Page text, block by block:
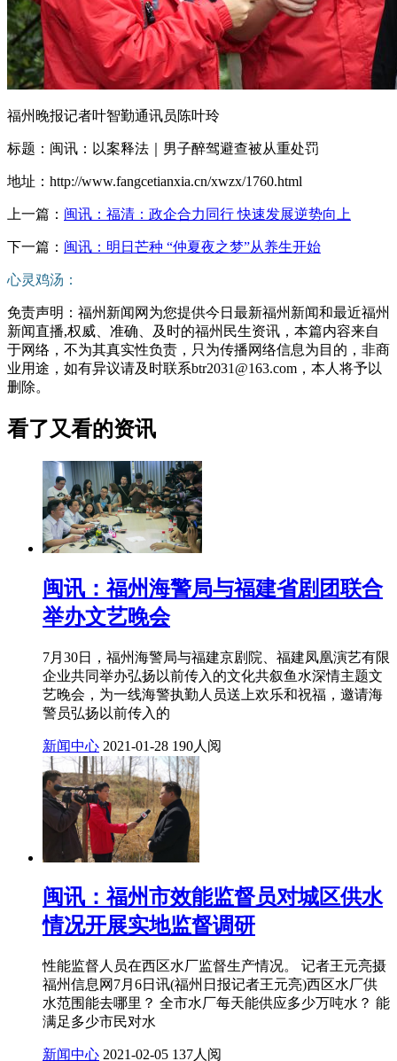
福州晚报记者叶智勤通讯员陈叶玲
标题：闽讯：以案释法｜男子醉驾避查被从重处罚
地址：http://www.fangcetianxia.cn/xwzx/1760.html
上一篇： 闽讯：福清：政企合力同行 快速发展逆势向上
下一篇： 闽讯：明日芒种 “仲夏夜之梦”从养生开始
心灵鸡汤：
免责声明：福州新闻网为您提供今日最新福州新闻和最近福州
新闻直播,权威、准确、及时的福州民生资讯，本篇内容来自
于网络，不为其真实性负责，只为传播网络信息为目的，非商
业用途，如有异议请及时联系btr2031@163.com，本人将予以
删除。
看了又看的资讯
闽讯：福州海警局与福建省剧团联合
举办文艺晚会
7月30日，福州海警局与福建京剧院、福建凤凰演艺有限
企业共同举办弘扬以前传入的文化共叙鱼水深情主题文
艺晚会，为一线海警执勤人员送上欢乐和祝福，邀请海
警员弘扬以前传入的
新闻中心 2021-01-28 190人阅
闽讯：福州市效能监督员对城区供水
情况开展实地监督调研
性能监督人员在西区水厂监督生产情况。 记者王元亮摄
福州信息网7月6日讯(福州日报记者王元亮)西区水厂供
水范围能去哪里？ 全市水厂每天能供应多少万吨水？ 能
满足多少市民对水
新闻中心 2021-02-05 137人阅